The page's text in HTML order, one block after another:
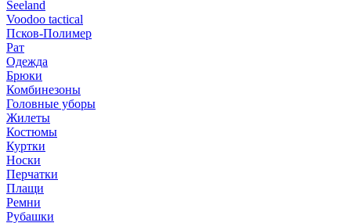
Seeland
Voodoo tactical
Псков-Полимер
Рат
Одежда
Брюки
Комбинезоны
Головные уборы
Жилеты
Костюмы
Куртки
Носки
Перчатки
Плащи
Ремни
Рубашки